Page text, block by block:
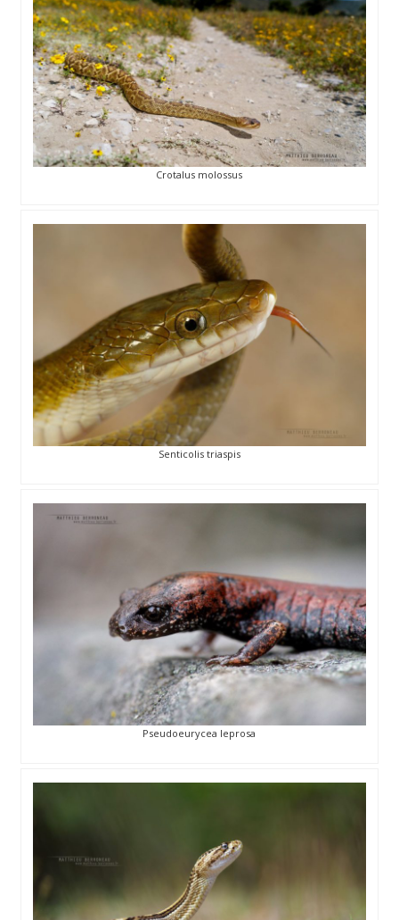
Crotalus molossus
Senticolis triaspis
Pseudoeurycea leprosa